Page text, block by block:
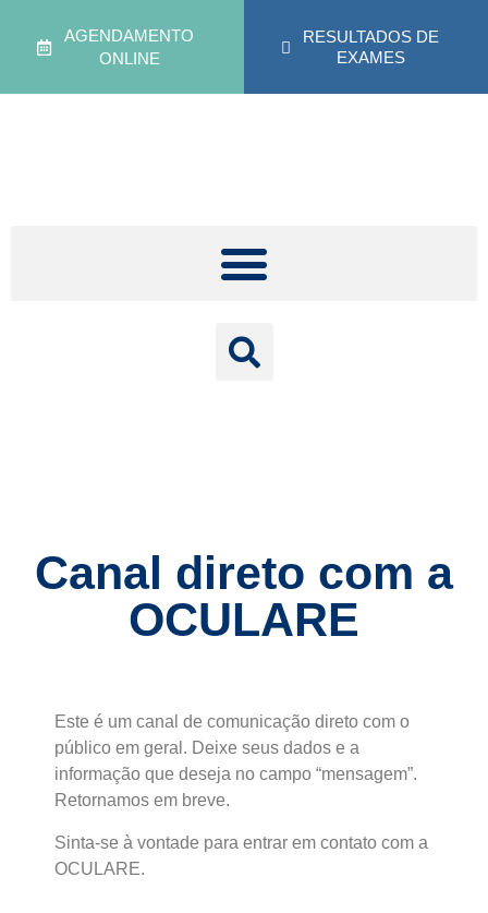
AGENDAMENTO
ONLINE
RESULTADOS DE
EXAMES
Canal direto com a
OCULARE
Este é um canal de comunicação direto com o
público em geral. Deixe seus dados e a
informação que deseja no campo “mensagem”.
Retornamos em breve.
Sinta-se à vontade para entrar em contato com a
OCULARE.